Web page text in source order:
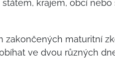
krajem, obcí nebo
maturitní
ve dvou různých